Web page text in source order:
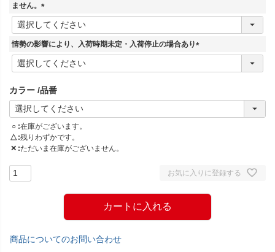
ません。
(
必
須
情勢の影響により、入荷時期未定・入荷停止の場合あり
(
カラー 品番
○ 在庫がございます。
△ 残りわずかです。
✕ ただいま在庫がございません。
お気に入りに登録する
カートに入れる
商品についてのお問い合わせ